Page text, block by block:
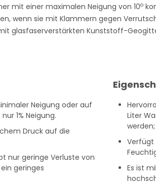
mit einer maximalen Neigung von 10o
wenn sie mit Klammern gegen
glasfaserverstärkten Kunststoff-
Neigung oder auf
1% Neigung.
Druck auf die
nur geringe Verluste von
geringes
Liter
Verfügt
Es ist